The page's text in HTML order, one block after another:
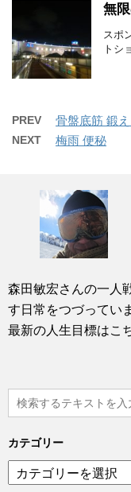
無
スポ
トシ
PREV 骨盤底筋 鍛
NEXT 梅雨 便秘
森田敏宏さんの一人
す日常をつづってい
最新の人生目標はこ
カテゴリー
テ